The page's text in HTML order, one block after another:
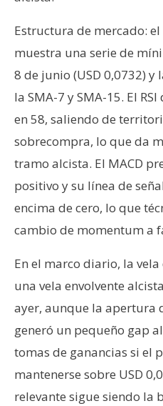
Estructura de mercado:
muestra una serie de
8 de junio (USD 0,0732)
la SMA-7 y SMA-15. El
en 58, saliendo de
sobrecompra, lo que da
tramo alcista. El MACD
positivo y su línea de
encima de cero, lo que
cambio de momentum a
En el marco diario, la
una vela envolvente
ayer, aunque la apertura
generó un pequeño gap
tomas de ganancias si el
mantenerse sobre USD
relevante sigue siendo la